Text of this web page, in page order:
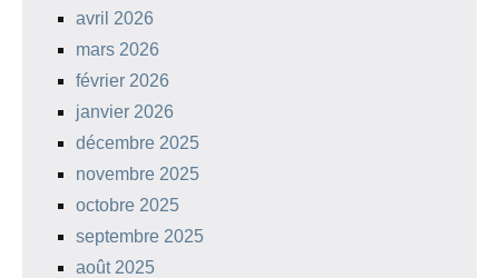
avril 2026
mars 2026
février 2026
janvier 2026
décembre 2025
novembre 2025
octobre 2025
septembre 2025
août 2025